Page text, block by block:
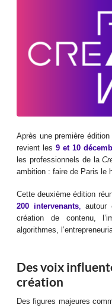
Après une première
revient les9 et 10
les professionnels de la
ambition : faire de Paris le
Cette deuxième édition
200 intervenants, autour
création de contenu,
algorithmes,
Des voix
création
Des figures majeures